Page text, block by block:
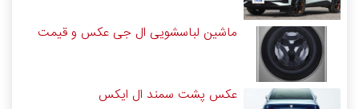
ماشین لباسشویی ال جی عکس و قیمت
عکس پشت سمند ال ایکس